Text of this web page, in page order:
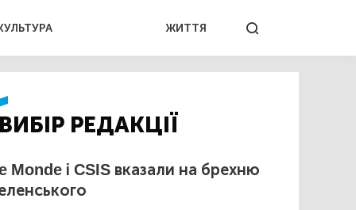
ЖИТТЯ
ВИБІР РЕДАКЦІЇ
Monde і CSIS вказали на брехню